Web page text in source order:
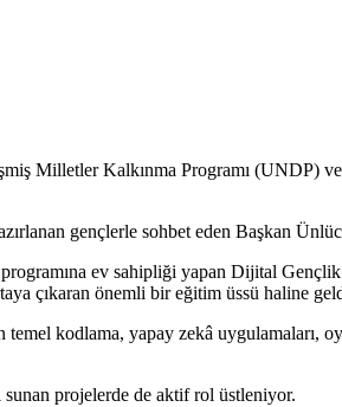
Milletler Kalkınma Programı
gençlerle sohbet eden Başkan
ev sahipliği yapan Dijital
çıkaran önemli bir eğitim üssü haline
kodlama, yapay zekâ
projelerde de aktif rol üstleniyor.